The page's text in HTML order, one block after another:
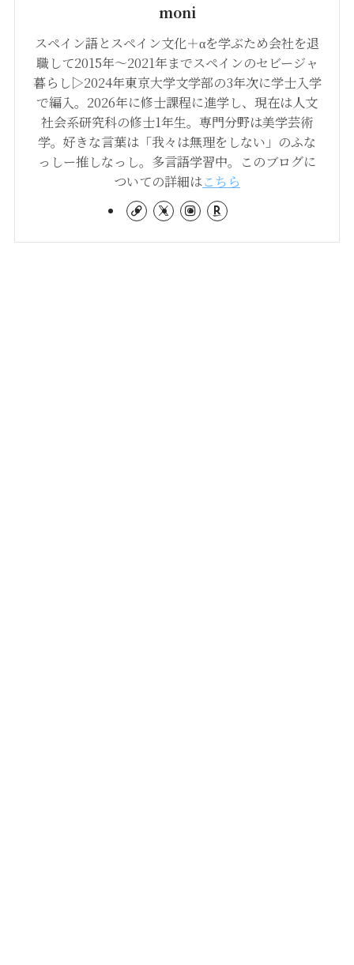
moni
スペイン語とスペイン文化＋αを学ぶため会社を退
職して2015年〜2021年までスペインのセビージャ
暮らし▷2024年東京大学文学部の3年次に学士入学
で編入。2026年に修士課程に進学し、現在は人文
社会系研究科の修士1年生。専門分野は美学芸術
学。好きな言葉は「我々は無理をしない」のふな
っしー推しなっし。多言語学習中。このブログに
ついての詳細はこちら